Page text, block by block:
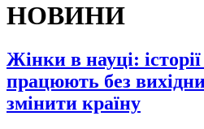
НОВИНИ
Жінки в науці:
працюють без
змінити країну